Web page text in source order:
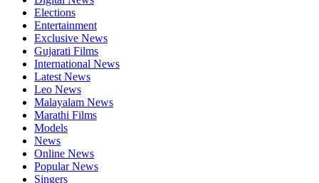
Elections
Entertainment
Exclusive News
Gujarati Films
International News
Latest News
Leo News
Malayalam News
Marathi Films
Models
News
Online News
Popular News
Singers